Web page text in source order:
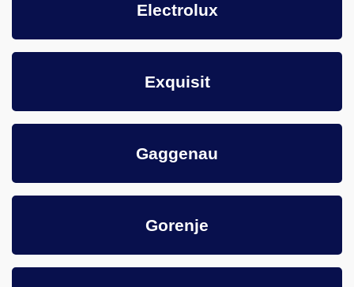
Electrolux
Exquisit
Gaggenau
Gorenje